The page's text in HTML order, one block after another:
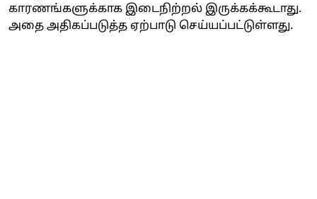
காரணங்களுக்காக இடைநிற்றல் இருக்கக்கூடாது.
அதை அதிகப்படுத்த ஏற்பாடு செய்யப்பட்டுள்ளது.